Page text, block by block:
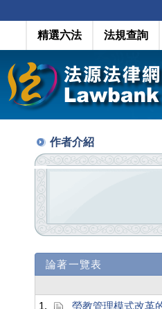
精選六法 法規查詢
作者介紹
論著一覽表
1.
勞教管理模式改革